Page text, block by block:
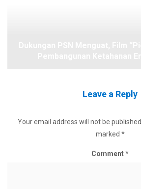
Leave a Reply
Your email address will not be published.
marked *
Comment*